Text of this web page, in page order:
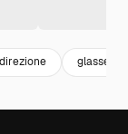
direzione glasses